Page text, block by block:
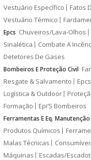
Vestuário Específico
Fatos
Vestuário Térmico
Epcs Chuveiros/Lava-Olhos
Sinalética
Combate A
Detetores De Gases
Bombeiros E Proteção Civil
Resgate & Salvamento
Logística & Outdoor
Formação
Epi’S Bombeiros
Ferramentas E Eq. Manutenção
Produtos Químicos
Malas Técnicas
Máquinas
Escadas/